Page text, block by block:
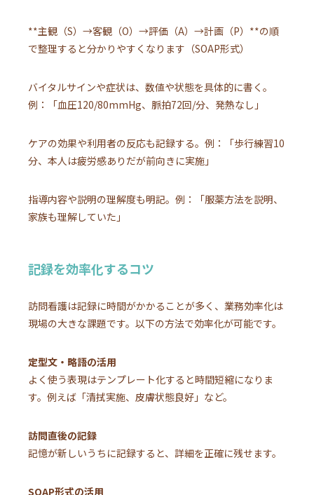
**主観（S）→客観（O）→評価（A）→計画（P）**の順
で整理すると分かりやすくなります（SOAP形式）
バイタルサインや症状は、数値や状態を具体的に書く。
例：「血圧120/80mmHg、脈拍72回/分、発熱なし」
ケアの効果や利用者の反応も記録する。例：「歩行練習10
分、本人は疲労感ありだが前向きに実施」
指導内容や説明の理解度も明記。例：「服薬方法を説明、
家族も理解していた」
記録を効率化するコツ
訪問看護は記録に時間がかかることが多く、業務効率化は
現場の大きな課題です。以下の方法で効率化が可能です。
定型文・略語の活用
よく使う表現はテンプレート化すると時間短縮になりま
す。例えば「清拭実施、皮膚状態良好」など。
訪問直後の記録
記憶が新しいうちに記録すると、詳細を正確に残せます。
SOAP形式の活用